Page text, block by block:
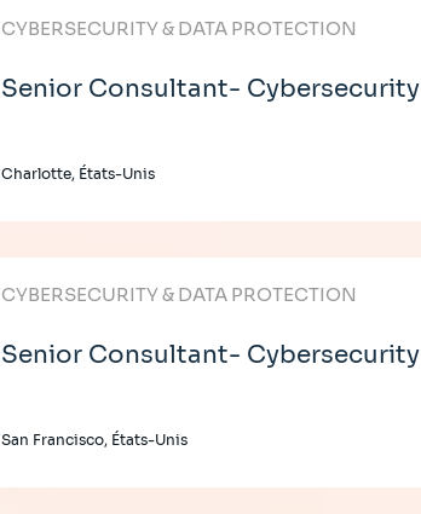
CYBERSECURITY & DATA PROTECTION
Senior Consultant- Cybersecurity
Charlotte, États-Unis
CYBERSECURITY & DATA PROTECTION
Senior Consultant- Cybersecurity
San Francisco, États-Unis